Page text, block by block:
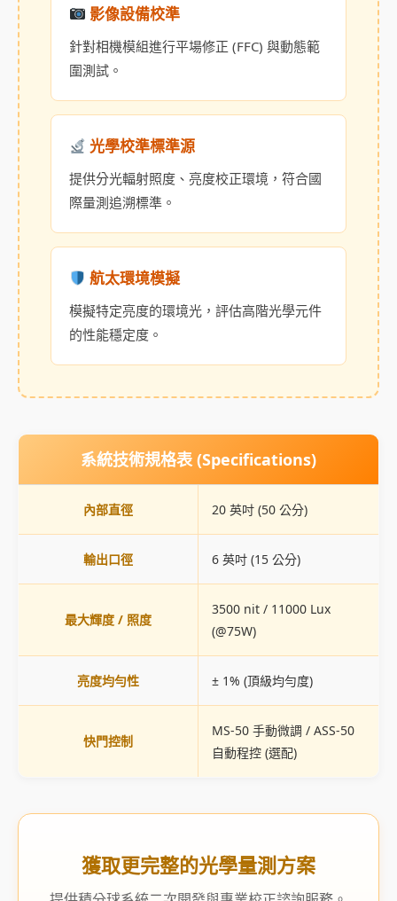
影像設備校準
針對相機模組進行平場修正 (FFC) 與動態範
圍測試。
光學校準標準源
提供分光輻射照度、亮度校正環境，符合國
際量測追溯標準。
航太環境模擬
模擬特定亮度的環境光，評估高階光學元件
的性能穩定度。
系統技術規格表 (Specifications)
內部直徑 20 英吋 (50 公分)
輸出口徑 6 英吋 (15 公分)
最大輝度 / 照度
3500 nit / 11000 Lux
(@75W)
亮度均勻性 ± 1% (頂級均勻度)
快門控制
MS-50 手動微調 / ASS-50
自動程控 (選配)
獲取更完整的光學量測方案